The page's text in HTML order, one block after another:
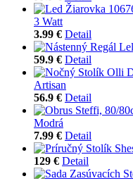
3 Watt
3.99 € Detail
59.9 € Detail
Artisan
56.9 € Detail
Modrá
7.99 € Detail
129 € Detail